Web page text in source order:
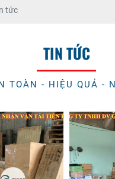
tức
TIN TỨC
TOÀN - HIỆU QUẢ -